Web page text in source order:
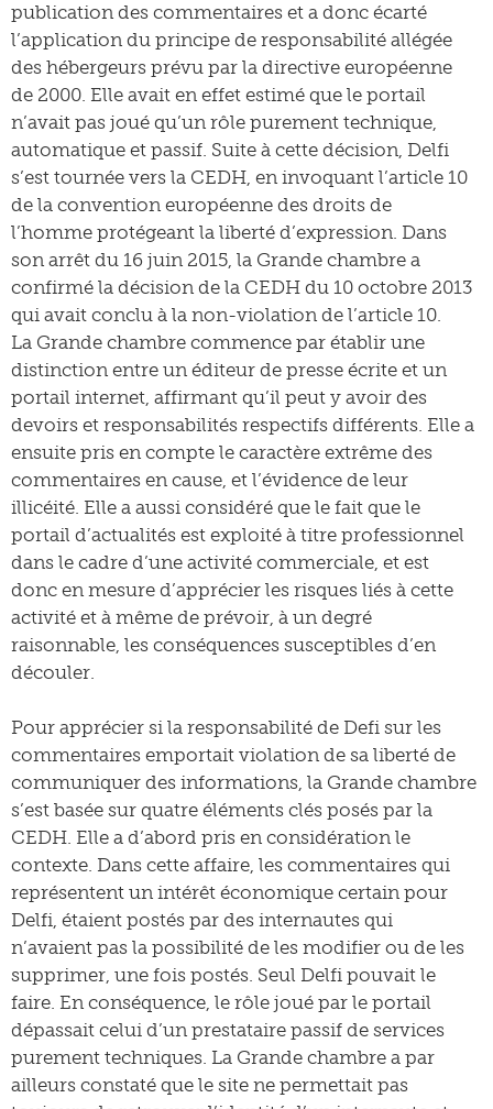
publication des commentaires et a donc écarté
l’application du principe de responsabilité allégée
des hébergeurs prévu par la directive européenne
de 2000. Elle avait en effet estimé que le portail
n’avait pas joué qu’un rôle purement technique,
automatique et passif. Suite à cette décision, Delfi
s’est tournée vers la CEDH, en invoquant l’article 10
de la convention européenne des droits de
l’homme protégeant la liberté d’expression. Dans
son arrêt du 16 juin 2015, la Grande chambre a
confirmé la décision de la CEDH du 10 octobre 2013
qui avait conclu à la non-violation de l’article 10.
La Grande chambre commence par établir une
distinction entre un éditeur de presse écrite et un
portail internet, affirmant qu’il peut y avoir des
devoirs et responsabilités respectifs différents. Elle a
ensuite pris en compte le caractère extrême des
commentaires en cause, et l’évidence de leur
illicéité. Elle a aussi considéré que le fait que le
portail d’actualités est exploité à titre professionnel
dans le cadre d’une activité commerciale, et est
donc en mesure d’apprécier les risques liés à cette
activité et à même de prévoir, à un degré
raisonnable, les conséquences susceptibles d’en
découler.
Pour apprécier si la responsabilité de Defi sur les
commentaires emportait violation de sa liberté de
communiquer des informations, la Grande chambre
s’est basée sur quatre éléments clés posés par la
CEDH. Elle a d’abord pris en considération le
contexte. Dans cette affaire, les commentaires qui
représentent un intérêt économique certain pour
Delfi, étaient postés par des internautes qui
n’avaient pas la possibilité de les modifier ou de les
supprimer, une fois postés. Seul Delfi pouvait le
faire. En conséquence, le rôle joué par le portail
dépassait celui d’un prestataire passif de services
purement techniques. La Grande chambre a par
ailleurs constaté que le site ne permettait pas